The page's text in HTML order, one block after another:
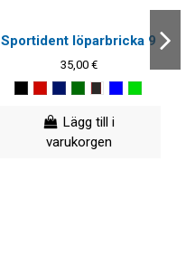
Sportident löparbricka 9
35,00 €
Lägg till i
varukorgen